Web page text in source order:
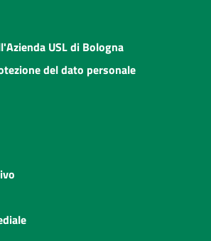
USL di Bologna
del dato personale